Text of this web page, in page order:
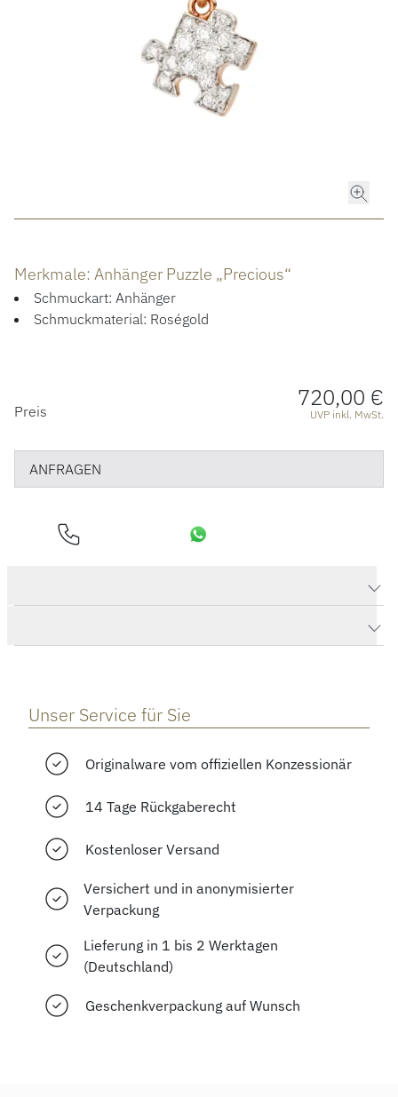
ROLEX CERTIFIED PRE-OWNED
HOCHZEIT
ÜBER UNS
Merkmale: Anhänger Puzzle „Precious“
Schmuckart: Anhänger
Schmuckmaterial: Roségold
PREISINFORMATIONEN
Preis 720,00 €
UVP inkl. MwSt.
ANFRAGEN
Unser Service für Sie
Originalware vom offiziellen Konzessionär
14 Tage Rückgaberecht
Kostenloser Versand
Versichert und in anonymisierter
Verpackung
Lieferung in 1 bis 2 Werktagen
(Deutschland)
Geschenkverpackung auf Wunsch